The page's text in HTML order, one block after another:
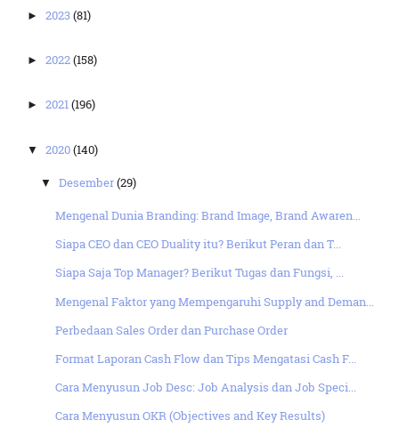
► 2023(81)
► 2022(158)
► 2021(196)
▼ 2020(140)
▼Desember(29)
Mengenal Dunia Branding: Brand Image, Brand Awaren...
Siapa CEO dan CEO Duality itu? Berikut Peran dan T...
Siapa Saja Top Manager? Berikut Tugas dan Fungsi, ...
Mengenal Faktor yang Mempengaruhi Supply and Deman...
Perbedaan Sales Order dan Purchase Order
Format Laporan Cash Flow dan Tips Mengatasi Cash F...
Cara Menyusun Job Desc: Job Analysis dan Job Speci...
Cara Menyusun OKR (Objectives and Key Results)